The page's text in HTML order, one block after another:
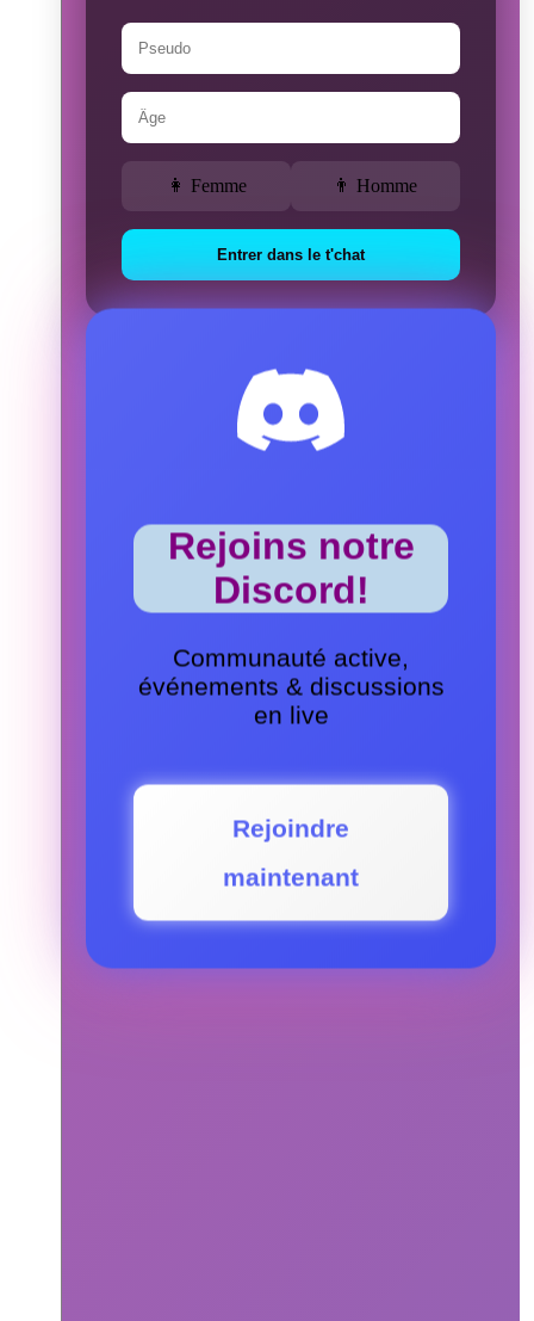
👩 Femme 👨 Homme
Entrer dans le t'chat
Rejoins notre
Discord!
Communauté active,
événements & discussions
en live
Rejoindre
maintenant